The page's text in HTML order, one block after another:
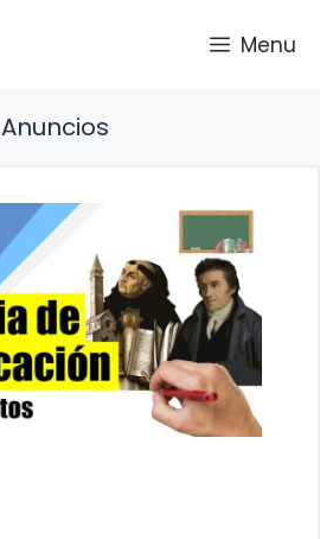
Menu
Anuncios